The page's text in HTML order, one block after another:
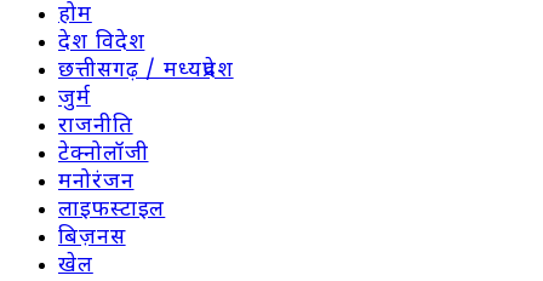
होम
देश विदेश
छत्तीसगढ़ / मध्यप्रदेश
जुर्म
राजनीति
टेक्नोलॉजी
मनोरंजन
लाइफस्टाइल
बिज़नस
खेल